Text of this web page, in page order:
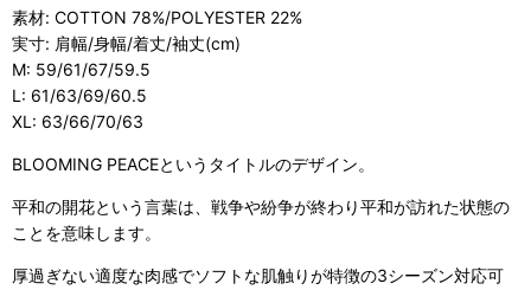
素材: COTTON 78%/POLYESTER 22%
実寸: 肩幅/身幅/着丈/袖丈(cm)
M: 59/61/67/59.5
L: 61/63/69/60.5
XL: 63/66/70/63
BLOOMING PEACEというタイトルのデザイン。
平和の開花という言葉は、戦争や紛争が終わり平和が訪れた状態の
ことを意味します。
厚過ぎない適度な肉感でソフトな肌触りが特徴の3シーズン対応可